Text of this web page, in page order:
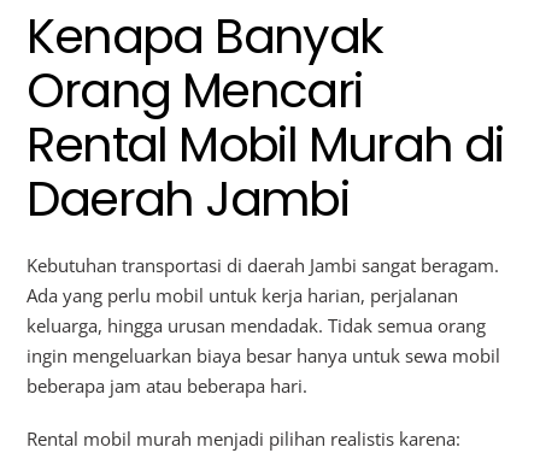
Kenapa Banyak
Orang Mencari
Rental Mobil Murah di
Daerah Jambi
Kebutuhan transportasi di daerah Jambi sangat beragam.
Ada yang perlu mobil untuk kerja harian, perjalanan
keluarga, hingga urusan mendadak. Tidak semua orang
ingin mengeluarkan biaya besar hanya untuk sewa mobil
beberapa jam atau beberapa hari.
Rental mobil murah menjadi pilihan realistis karena: